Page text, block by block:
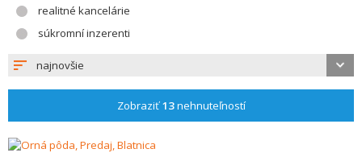
realitné kancelárie
súkromní inzerenti
najnovšie
Zobraziť13nehnuteľností